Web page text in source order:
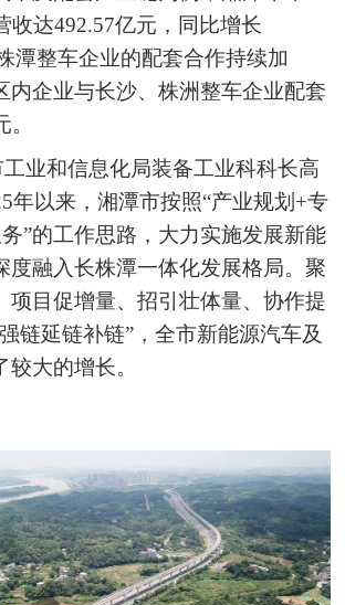
收达492.57亿元，同比增长
潭整车企业的配套合作持续加
内企业与长沙、株洲整车企业配套
业和信息化局装备工业科科长高
年以来，湘潭市按照“产业规划+专
”的工作思路，大力实施发展新能
度融入长株潭一体化发展格局。聚
项目促增量、招引壮体量、协作提
链延链补链”，全市新能源汽车及
大的增长。